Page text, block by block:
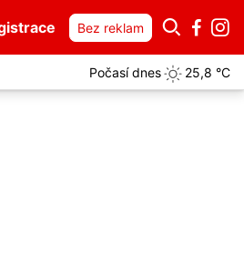
Bez reklam
Počasí dnes 25,8 °C